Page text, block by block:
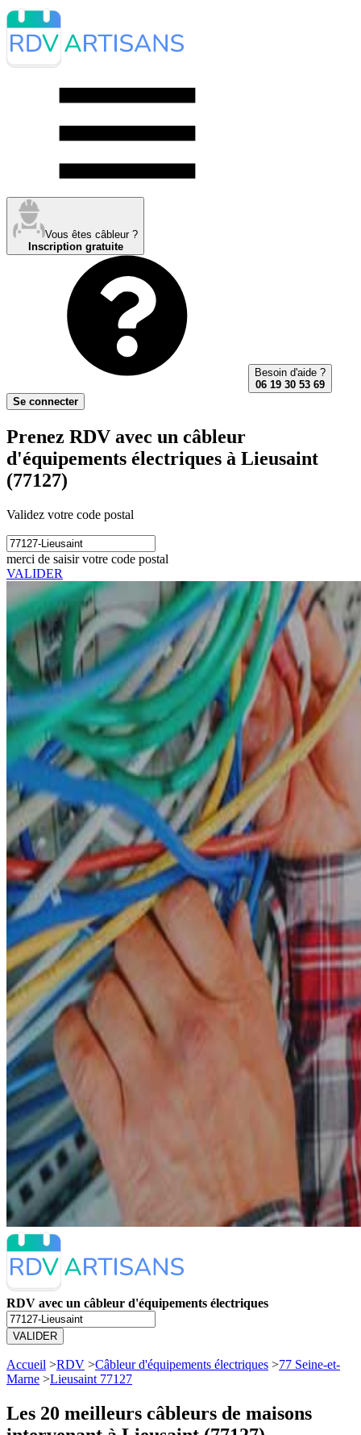
Vous êtes câbleur ?
Inscription gratuite
Besoin d'aide ?
06 19 30 53 69
Se connecter
Prenez RDV avec un câbleur
d'équipements électriques à Lieusaint
(77127)
Validez votre code postal
merci de saisir votre code postal
VALIDER
RDV avec un câbleur d'équipements électriques
VALIDER
Accueil >RDV >Câbleur d'équipements électriques >77 Seine-et-
Marne >Lieusaint 77127
Les 20 meilleurs câbleurs de maisons